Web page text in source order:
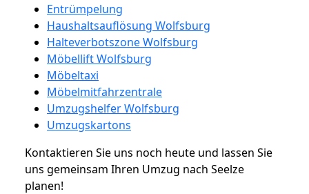
Entrümpelung
Haushaltsauflösung Wolfsburg
Halteverbotszone Wolfsburg
Möbellift Wolfsburg
Möbeltaxi
Möbelmitfahrzentrale
Umzugshelfer Wolfsburg
Umzugskartons
Kontaktieren Sie uns noch heute und lassen Sie
uns gemeinsam Ihren Umzug nach Seelze
planen!